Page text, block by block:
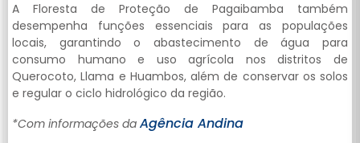
A Floresta de Proteção de Pagaibamba também
desempenha funções essenciais para as populações
locais, garantindo o abastecimento de água para
consumo humano e uso agrícola nos distritos de
Querocoto, Llama e Huambos, além de conservar os solos
e regular o ciclo hidrológico da região.
*Com informações da Agência Andina